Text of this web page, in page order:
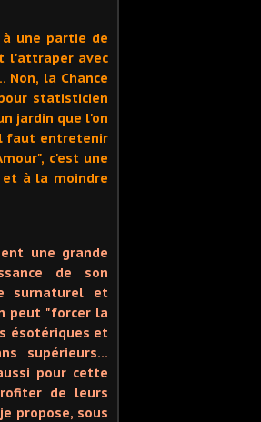
une partie de
l'attraper avec
la Chance
statisticien
jardin que l'on
faut entretenir
c'est une
à la moindre
une grande
de son
surnaturel et
peut "forcer la
ésotériques et
supérieurs…
pour cette
de leurs
propose, sous